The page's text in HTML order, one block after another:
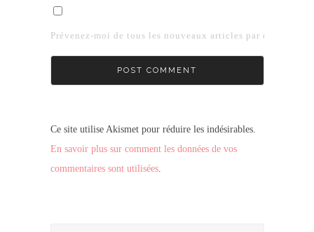
Prévenez-moi de tous les nouveaux articles par e-mail.
Ce site utilise Akismet pour réduire les indésirables.
En savoir plus sur comment les données de vos
commentaires sont utilisées.